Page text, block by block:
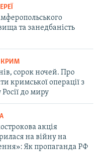
та занедбаність
КРИМ
сорок ночей. Про
кримської операції з
до миру
акція
на війну на
Як пропаганда РФ